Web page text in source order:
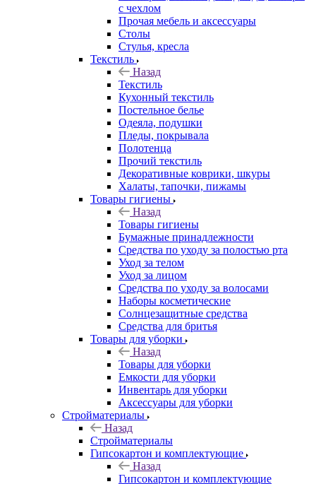
с чехлом
Прочая мебель и аксессуары
Столы
Стулья, кресла
Текстиль
Назад
Текстиль
Кухонный текстиль
Постельное белье
Одеяла, подушки
Пледы, покрывала
Полотенца
Прочий текстиль
Декоративные коврики, шкуры
Халаты, тапочки, пижамы
Товары гигиены
Назад
Товары гигиены
Бумажные принадлежности
Средства по уходу за полостью рта
Уход за телом
Уход за лицом
Средства по уходу за волосами
Наборы косметические
Солнцезащитные средства
Средства для бритья
Товары для уборки
Назад
Товары для уборки
Емкости для уборки
Инвентарь для уборки
Аксессуары для уборки
Стройматериалы
Назад
Стройматериалы
Гипсокартон и комплектующие
Назад
Гипсокартон и комплектующие